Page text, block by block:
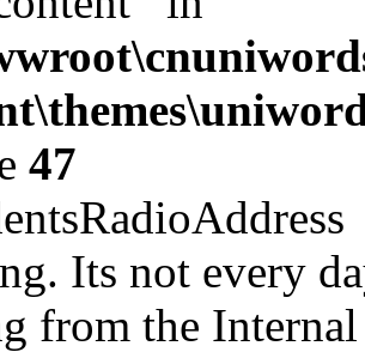
47
Its not every
from the